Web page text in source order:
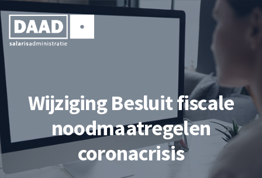
Wijziging Besluit fiscale
noodmaatregelen
coronacrisis